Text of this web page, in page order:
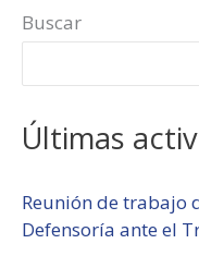
Buscar
Últimas
Reunión de trabajo
Defensoría ante el